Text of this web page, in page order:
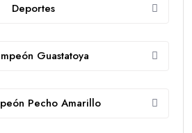
Deportes
Guastatoya
Pecho Amarillo